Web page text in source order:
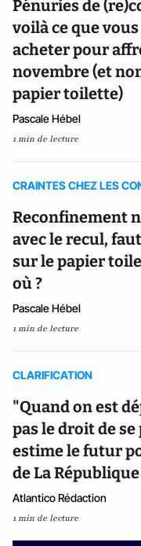
Pénuries de
voilà ce que
acheter pour
novembre (et
papier toilette)
Pascale Hébel
1 min de lecture
CRAINTES CHEZ LES
Reconfinement
avec le recul,
sur le papier
où ?
Pascale Hébel
1 min de lecture
CLARIFICATION
"Quand on est
pas le droit de
estime le futur
de La
Atlantico Rédaction
1 min de lecture